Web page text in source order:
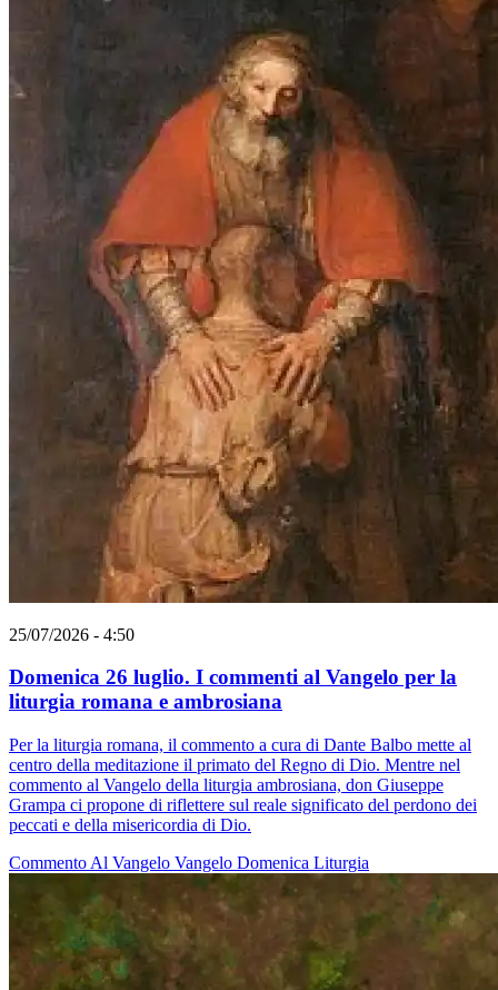
25/07/2026 - 4:50
Domenica 26 luglio. I commenti al Vangelo per la
liturgia romana e ambrosiana
Per la liturgia romana, il commento a cura di Dante Balbo mette al
centro della meditazione il primato del Regno di Dio. Mentre nel
commento al Vangelo della liturgia ambrosiana, don Giuseppe
Grampa ci propone di riflettere sul reale significato del perdono dei
peccati e della misericordia di Dio.
Commento Al Vangelo Vangelo Domenica Liturgia